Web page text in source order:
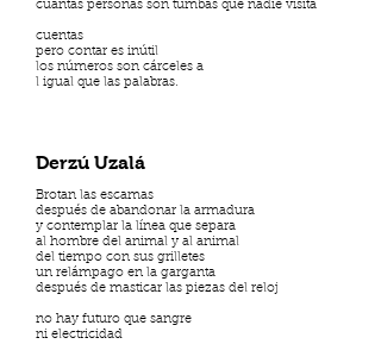
cuántas personas son tumbas que nadie visita
cuentas
pero contar es inútil
los números son cárceles a
l igual que las palabras.
Derzú Uzalá
Brotan las escamas
después de abandonar la armadura
y contemplar la línea que separa
al hombre del animal y al animal
del tiempo con sus grilletes
un relámpago en la garganta
después de masticar las piezas del reloj
no hay futuro que sangre
ni electricidad